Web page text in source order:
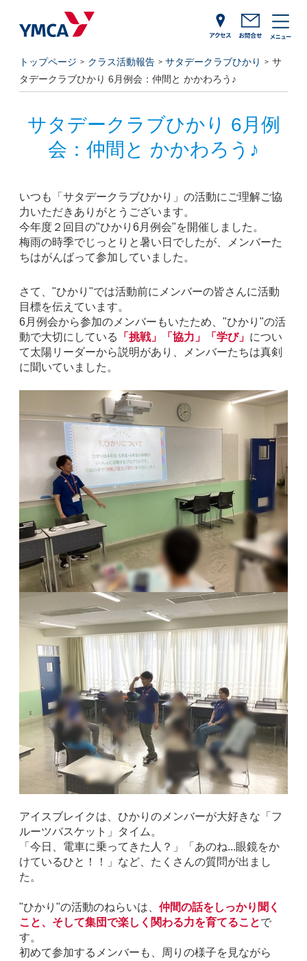
トップページ クラス活動報告 サタデークラブひかり
サ
タデークラブひかり 6月例会：仲間と かかわろう♪
サタデークラブひかり 6月例
会：仲間と かかわろう♪
いつも「サタデークラブひかり」の活動にご理解ご協
力いただきありがとうございます。
今年度２回目の"ひかり 6月例会"を開催しました。
梅雨の時季でじっとりと暑い日でしたが、メンバーた
ちはがんばって参加していました。
さて、"ひかり "では活動前にメンバーの皆さんに活動
目標を伝えています。
6月例会から参加のメンバーもいたため、"ひかり"の活
動で大切にしている
「挑戦」「協力」「学び」 につい
て太陽リーダーから説明があり、メンバーたちは真剣
に聞いていました。
アイスブレイクは、ひかりのメンバーが大好きな「フ
ルーツバスケット」タイム。
「今日、電車に乗ってきた人？」「あのね...眼鏡をか
けているひと！！」など、たくさんの質問が出まし
た。
"ひかり"の活動のねらいは、 仲間の話をしっかり聞く
こと、そして集団で楽しく関わる力を育てることで
す。
初めて参加するメンバーも、周りの様子を見ながら